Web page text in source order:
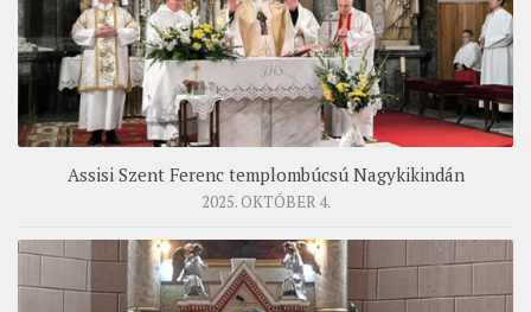
Assisi Szent Ferenc templombúcsú Nagykikindán
2025. OKTÓBER 4.